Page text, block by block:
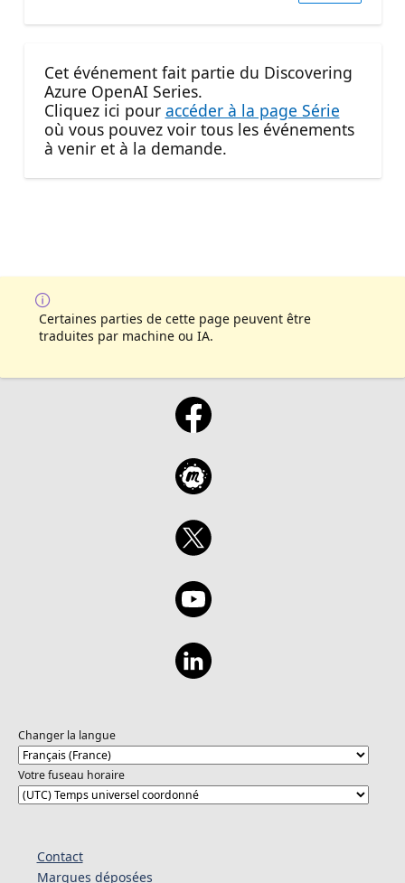
Cet événement fait partie du Discovering
Azure OpenAI Series.
Cliquez ici pour accéder à la page Série
où vous pouvez voir tous les événements
à venir et à la demande.
Certaines parties de cette page peuvent être
traduites par machine ou IA.
Changer la langue
Votre fuseau horaire
Contact
Marques déposées